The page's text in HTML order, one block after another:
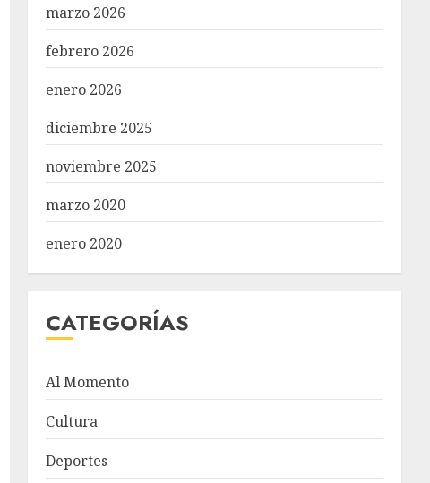
marzo 2026
febrero 2026
enero 2026
diciembre 2025
noviembre 2025
marzo 2020
enero 2020
CATEGORÍAS
Al Momento
Cultura
Deportes